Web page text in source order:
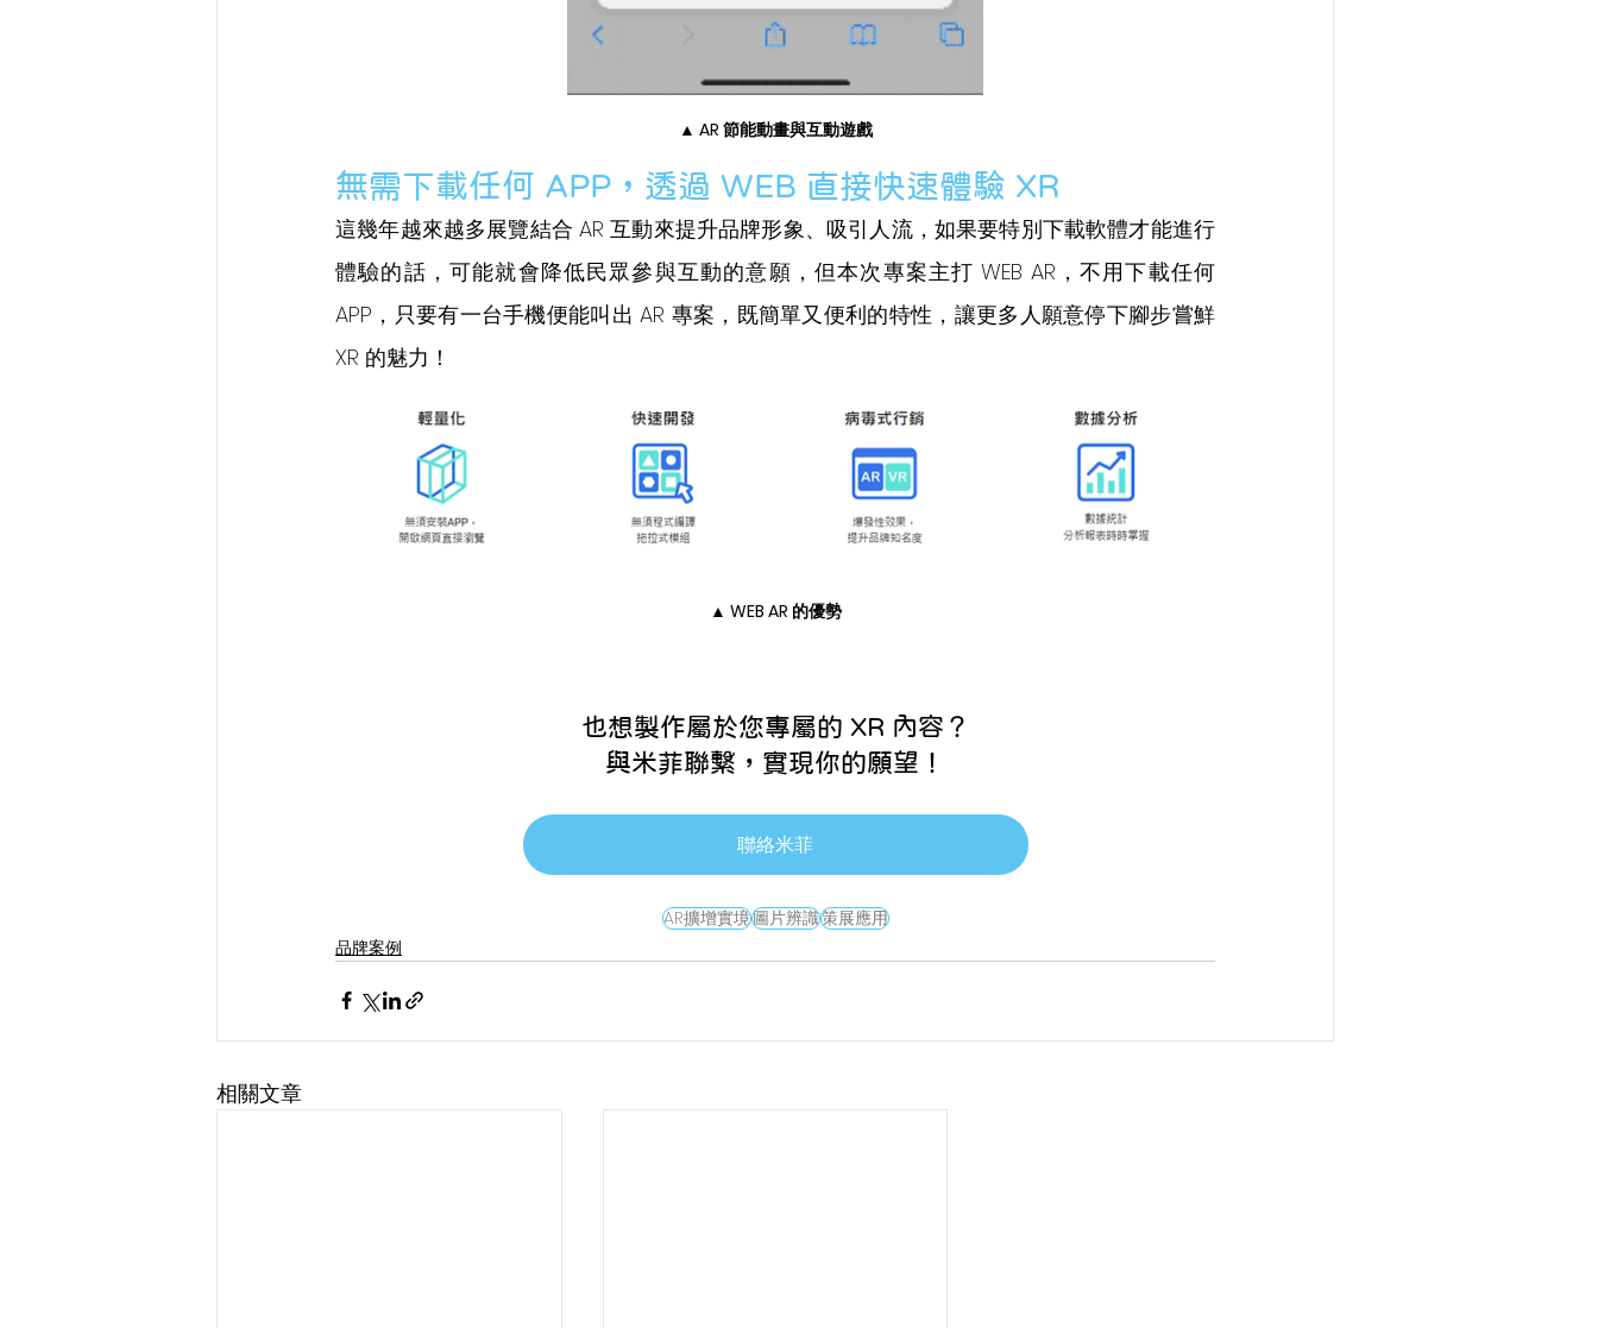
▲ AR 節能動畫與互動遊戲
無需下載任何 APP，透過 WEB 直接快速體驗 XR
這幾年越來越多展覽結合 AR 互動來提升品牌形象、吸引人流，如果要特別下載軟體才能進行
體驗的話，可能就會降低民眾參與互動的意願，但本次專案主打 WEB AR，不用下載任何
APP，只要有一台手機便能叫出 AR 專案，既簡單又便利的特性，讓更多人願意停下腳步嘗鮮
XR 的魅力！
▲ WEB AR 的優勢
也想製作屬於您專屬的 XR 內容？
與米菲聯繫，實現你的願望！
聯絡米菲
AR擴增實境圖片辨識策展應用
品牌案例
相關文章